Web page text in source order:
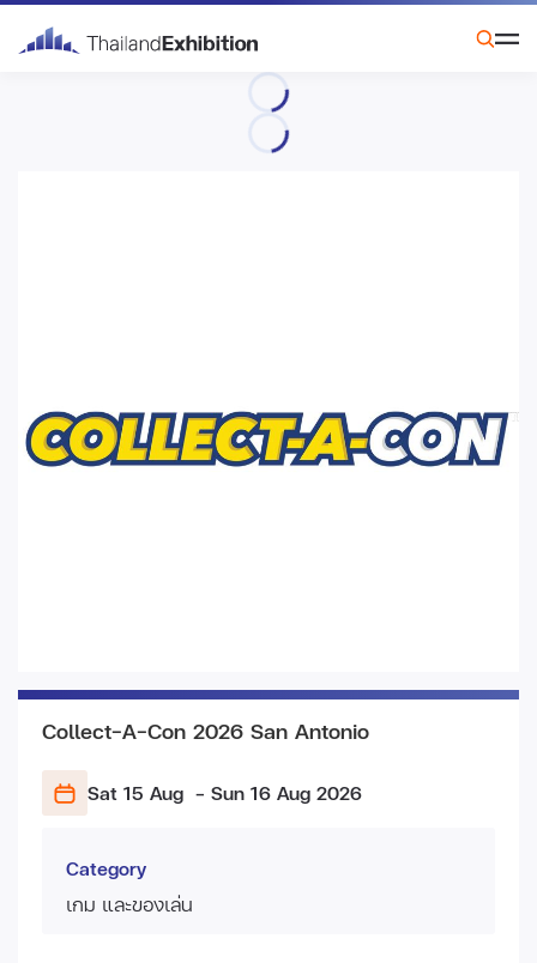
Collect-A-Con 2026 San Antonio
Sat 15 Aug - Sun 16 Aug 2026
Category
เกม และของเล่น